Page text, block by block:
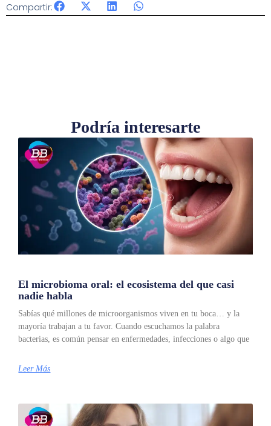
Compartir:
Podría interesarte
El microbioma oral: el ecosistema del que casi
nadie habla
Sabías qué millones de microorganismos viven en tu boca… y la
mayoría trabajan a tu favor. Cuando escuchamos la palabra
bacterias, es común pensar en enfermedades, infecciones o algo que
Leer Más